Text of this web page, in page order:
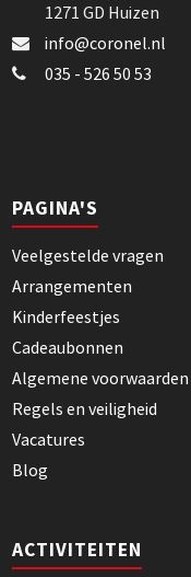
1271 GD Huizen
info@coronel.nl
035 - 526 50 53
PAGINA'S
Veelgestelde vragen
Arrangementen
Kinderfeestjes
Cadeaubonnen
Algemene voorwaarden
Regels en veiligheid
Vacatures
Blog
ACTIVITEITEN